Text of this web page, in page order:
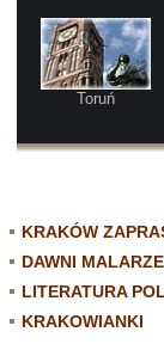
Toruń
KRAKÓW
DAWNI
LITERATURA
KRAKOWIANKI